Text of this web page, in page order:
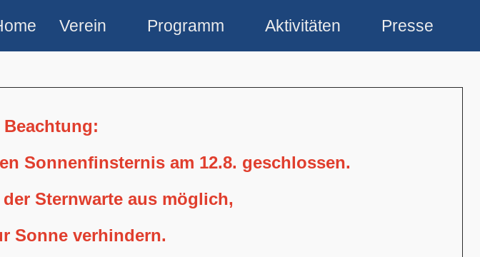
Verein Programm Aktivitäten Presse
Sonnenfinsternis am 12.8. geschlossen.
Sternwarte aus möglich,
Sonne verhindern.